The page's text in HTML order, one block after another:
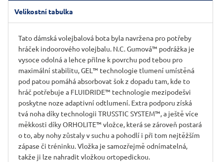
Velikostní tabulka
Tato dámská volejbalová bota byla navržena pro potřeby
hráček indoorového volejbalu. N.C. Gumová™ podrážka je
vysoce odolná a lehce přilne k povrchu pod tebou pro
maximální stabilitu, GEL™ technologie tlumení umístěná
pod patou pomáhá absorbovat šok z dopadu tam, kde to
hráč potřebuje a FLUIDRIDE™ technologie mezipodešvi
poskytne noze adaptivní odtlumení. Extra podporu získá
tvá noha díky technologii TRUSSTIC SYSTEM™, a ještě více
měkkosti díky ORHOLITE™ vložce, která se zároveň postará
o to, aby nohy zůstaly v suchu a pohodlí i při tom nejtěžším
zápase či tréninku. Vložka je samozřejmě odnímatelná,
takže ji lze nahradit vložkou ortopedickou.